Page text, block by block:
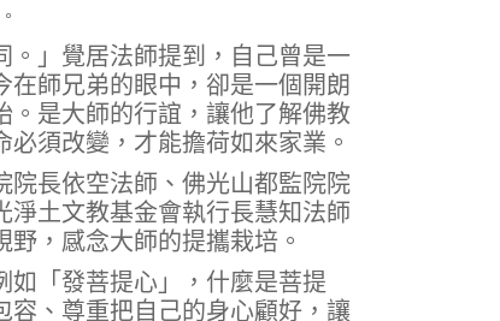
。」覺居法師提到，自己曾是一
師兄弟的眼中，卻是一個開朗
是大師的行誼，讓他了解佛教
須改變，才能擔荷如來家業。
長依空法師、佛光山都監院院
土文教基金會執行長慧知法師
，感念大師的提攜栽培。
「發菩提心」，什麼是菩提
、尊重把自己的身心顧好，讓